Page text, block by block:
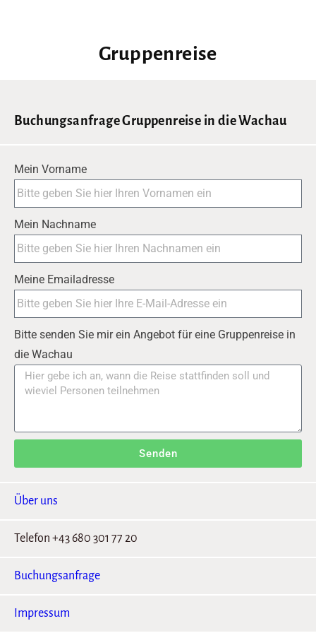
Gruppenreise
Buchungsanfrage Gruppenreise in die Wachau
Mein Vorname
Mein Nachname
Meine Emailadresse
Bitte senden Sie mir ein Angebot für eine Gruppenreise in
die Wachau
Senden
Über uns
Telefon +43 680 301 77 20
Buchungsanfrage
Impressum